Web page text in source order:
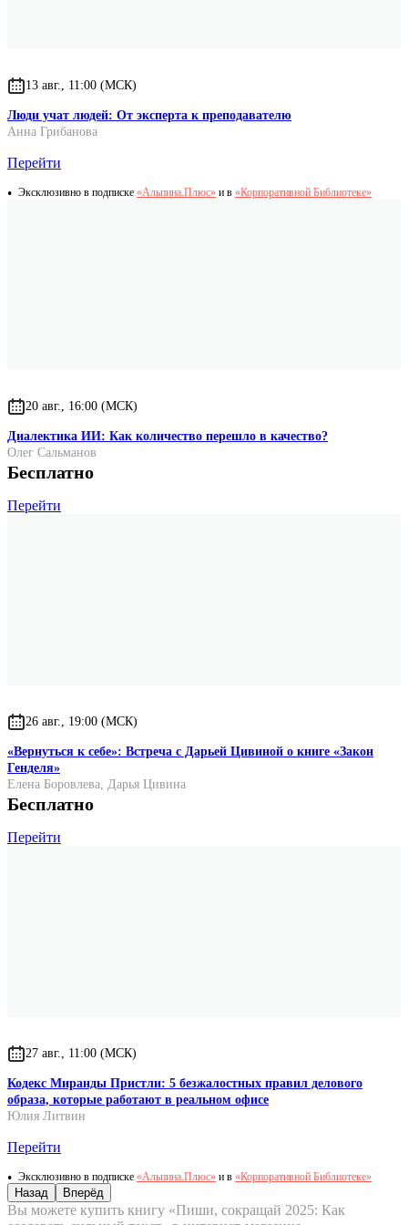
13 авг., 11:00 (МСК)
Люди учат людей: От эксперта к преподавателю
Анна Грибанова
Перейти
Эксклюзивно в подписке «Альпина.Плюс» и в «Корпоративной Библиотеке»
20 авг., 16:00 (МСК)
Диалектика ИИ: Как количество перешло в качество?
Олег Сальманов
Бесплатно
Перейти
26 авг., 19:00 (МСК)
«Вернуться к себе»: Встреча с Дарьей Цивиной о книге «Закон
Генделя»
Елена Боровлева, Дарья Цивина
Бесплатно
Перейти
27 авг., 11:00 (МСК)
Кодекс Миранды Пристли: 5 безжалостных правил делового
образа, которые работают в реальном офисе
Юлия Литвин
Перейти
Эксклюзивно в подписке «Альпина.Плюс» и в «Корпоративной Библиотеке»
Назад Вперёд
Вы можете купить книгу «Пиши, сокращай 2025: Как